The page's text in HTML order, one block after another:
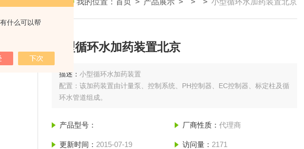
什么可以帮
我的位置： 首页 > 产品展示 > > > 小型循环水加药装置北京
小型循环水加药装置北京
描述：小型循环水加药装置
配置：该加药装置由计量泵、控制系统、PH控制器、EC控制器、标定柱及循
环水管道组成。
产品型号： 厂商性质： 代理商
更新时间： 2015-07-19 访问量： 2171